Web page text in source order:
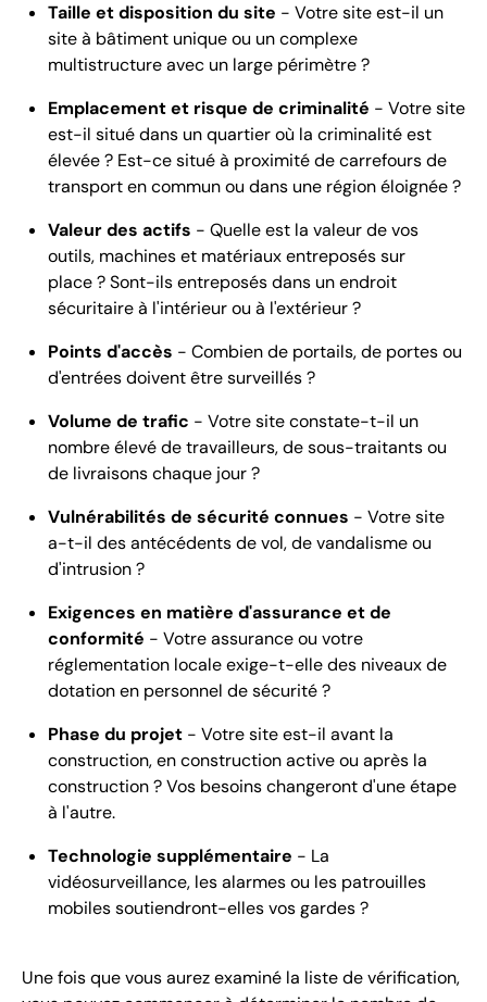
Taille et disposition du site - Votre site est-il un
site à bâtiment unique ou un complexe
multistructure avec un large périmètre ?
Emplacement et risque de criminalité - Votre site
est-il situé dans un quartier où la criminalité est
élevée ? Est-ce situé à proximité de carrefours de
transport en commun ou dans une région éloignée ?
Valeur des actifs - Quelle est la valeur de vos
outils, machines et matériaux entreposés sur
place ? Sont-ils entreposés dans un endroit
sécuritaire à l'intérieur ou à l'extérieur ?
Points d'accès - Combien de portails, de portes ou
d'entrées doivent être surveillés ?
Volume de trafic - Votre site constate-t-il un
nombre élevé de travailleurs, de sous-traitants ou
de livraisons chaque jour ?
Vulnérabilités de sécurité connues - Votre site
a-t-il des antécédents de vol, de vandalisme ou
d'intrusion ?
Exigences en matière d'assurance et de
conformité - Votre assurance ou votre
réglementation locale exige-t-elle des niveaux de
dotation en personnel de sécurité ?
Phase du projet - Votre site est-il avant la
construction, en construction active ou après la
construction ? Vos besoins changeront d'une étape
à l'autre.
Technologie supplémentaire - La
vidéosurveillance, les alarmes ou les patrouilles
mobiles soutiendront-elles vos gardes ?
Une fois que vous aurez examiné la liste de vérification,